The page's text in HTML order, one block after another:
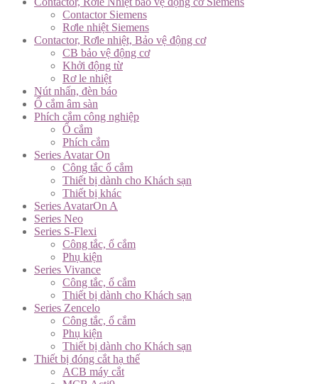
Contactor Siemens
Rơle nhiệt Siemens
Contactor, Rơle nhiệt, Bảo vệ động cơ
CB bảo vệ động cơ
Khởi động từ
Rơ le nhiệt
Nút nhấn, đèn báo
Ổ cắm âm sàn
Phích cắm công nghiệp
Ổ cắm
Phích cắm
Series Avatar On
Công tắc ổ cắm
Thiết bị dành cho Khách sạn
Thiết bị khác
Series AvatarOn A
Series Neo
Series S-Flexi
Công tắc, ổ cắm
Phụ kiện
Series Vivance
Công tắc, ổ cắm
Thiết bị dành cho Khách sạn
Series Zencelo
Công tắc, ổ cắm
Phụ kiện
Thiết bị dành cho Khách sạn
Thiết bị đóng cắt hạ thế
ACB máy cắt